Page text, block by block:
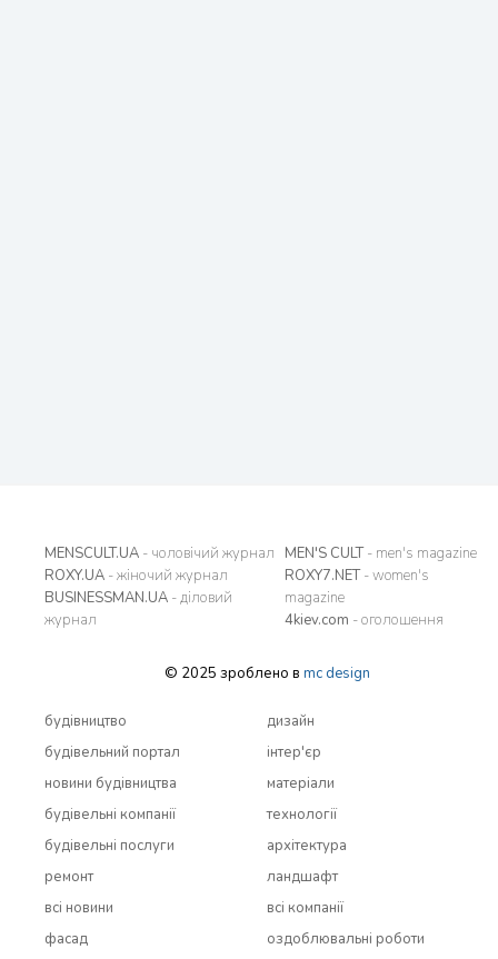
MENSCULT.UA - чоловічий журнал
ROXY.UA - жіночий журнал
BUSINESSMAN.UA - діловий
журнал
MEN'S CULT- men's magazine
ROXY7.NET- women's
magazine
4kiev.com - оголошення
© 2025 зроблено в mc design
будівництво
будівельний портал
новини будівництва
будівельні компанії
будівельні послуги
ремонт
всi новини
дизайн
інтер'єр
матеріали
технології
архітектура
ландшафт
всi компанії
фасад
оздоблювальні роботи